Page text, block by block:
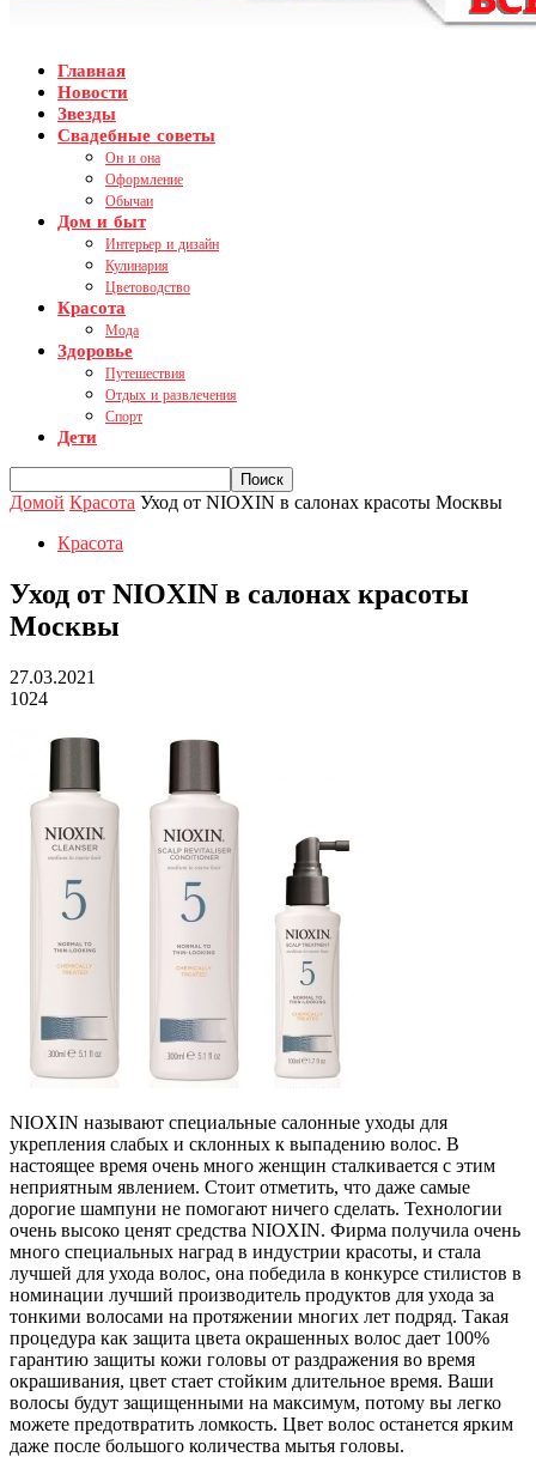
Главная
Новости
Звезды
Свадебные советы
Он и она
Оформление
Обычаи
Дом и быт
Интерьер и дизайн
Кулинария
Цветоводство
Красота
Мода
Здоровье
Путешествия
Отдых и развлечения
Спорт
Дети
Домой Красота Уход от NIOXIN в салонах красоты Москвы
Красота
Уход от NIOXIN в салонах красоты
Москвы
27.03.2021
1024
NIOXIN называют специальные салонные уходы для
укрепления слабых и склонных к выпадению волос. В
настоящее время очень много женщин сталкивается с этим
неприятным явлением. Стоит отметить, что даже самые
дорогие шампуни не помогают ничего сделать. Технологии
очень высоко ценят средства NIOXIN. Фирма получила очень
много специальных наград в индустрии красоты, и стала
лучшей для ухода волос, она победила в конкурсе стилистов в
номинации лучший производитель продуктов для ухода за
тонкими волосами на протяжении многих лет подряд. Такая
процедура как защита цвета окрашенных волос дает 100%
гарантию защиты кожи головы от раздражения во время
окрашивания, цвет стает стойким длительное время. Ваши
волосы будут защищенными на максимум, потому вы легко
можете предотвратить ломкость. Цвет волос останется ярким
даже после большого количества мытья головы.